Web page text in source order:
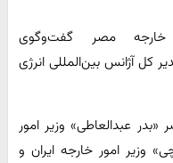
خارجه مصر گفت‌وگوی
کل آژانس بین‌المللی انرژی
عبدالعاطی» وزیر امور
وزیر امور خارجه ایران و